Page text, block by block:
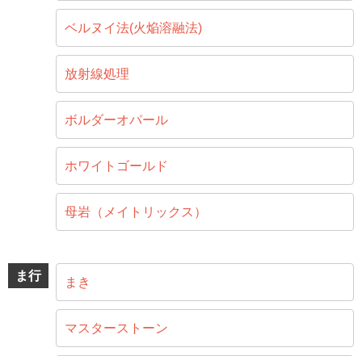
ベルヌイ法(火焔溶融法)
放射線処理
ボルダーオパール
ホワイトゴールド
母岩（メイトリックス）
ま行 まき
マスターストーン